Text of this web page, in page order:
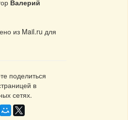
Валерий
из Mail.ru для
поделиться
в
сетях.